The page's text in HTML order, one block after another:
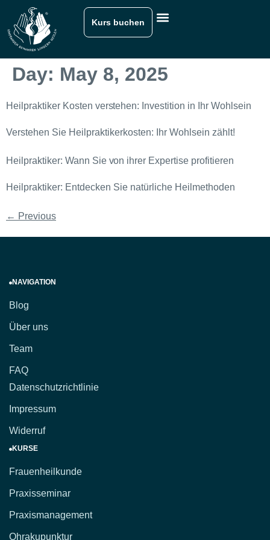
Kurs buchen
Day: May 8, 2025
Heilpraktiker Kosten verstehen: Investition in Ihr Wohlsein
Verstehen Sie Heilpraktikerkosten: Ihr Wohlsein zählt!
Heilpraktiker: Wann Sie von ihrer Expertise profitieren
Heilpraktiker: Entdecken Sie natürliche Heilmethoden
← Previous
NAVIGATION
Blog
Über uns
Team
FAQ
Datenschutzrichtlinie
Impressum
Widerruf
KURSE
Frauenheilkunde
Praxisseminar
Praxismanagement
Ohrakupunktur